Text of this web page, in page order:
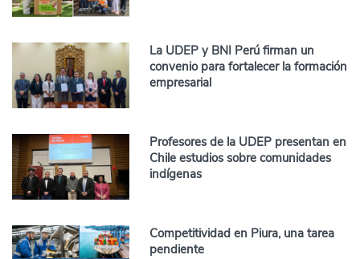
La UDEP y BNI Perú firman un
convenio para fortalecer la formación
empresarial
Profesores de la UDEP presentan en
Chile estudios sobre comunidades
indígenas
Competitividad en Piura, una tarea
pendiente